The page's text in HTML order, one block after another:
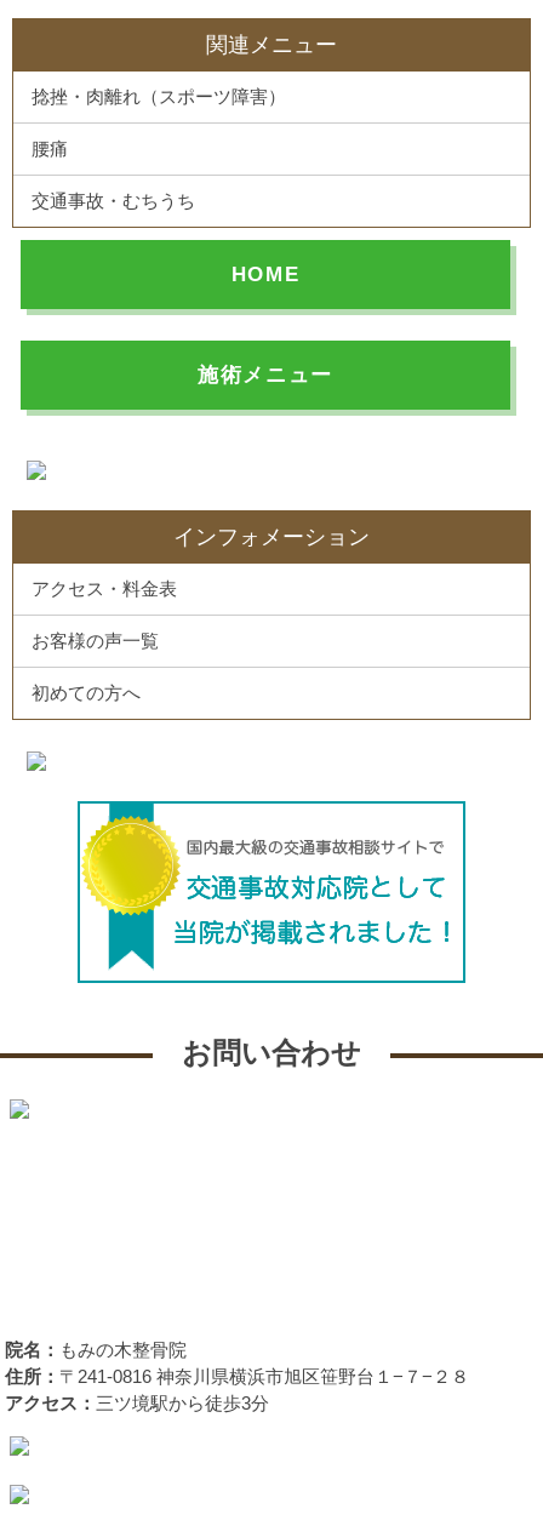
関連メニュー
捻挫・肉離れ（スポーツ障害）
腰痛
交通事故・むちうち
HOME
施術メニュー
インフォメーション
アクセス・料金表
お客様の声一覧
初めての方へ
お問い合わせ
院名： もみの木整骨院
住所： 〒241-0816 神奈川県横浜市旭区笹野台１−７−２８
アクセス： 三ツ境駅から徒歩3分